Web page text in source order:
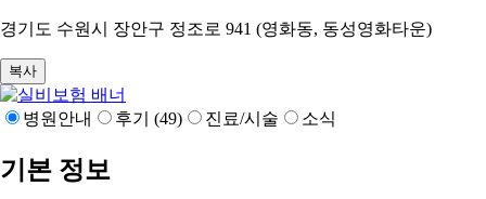
경기도 수원시 장안구 정조로 941 (영화동, 동성영화타운)
복사
병원안내 후기 (49) 진료/시술 소식
기본 정보